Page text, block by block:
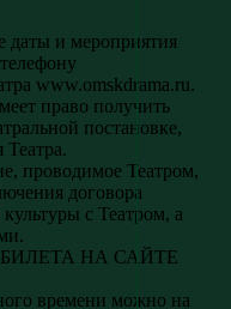
даты и мероприятия
www.omskdrama.ru.
право получить
постановке,
проводимое Театром,
договора
с Театром, а
НА САЙТЕ
времени можно на